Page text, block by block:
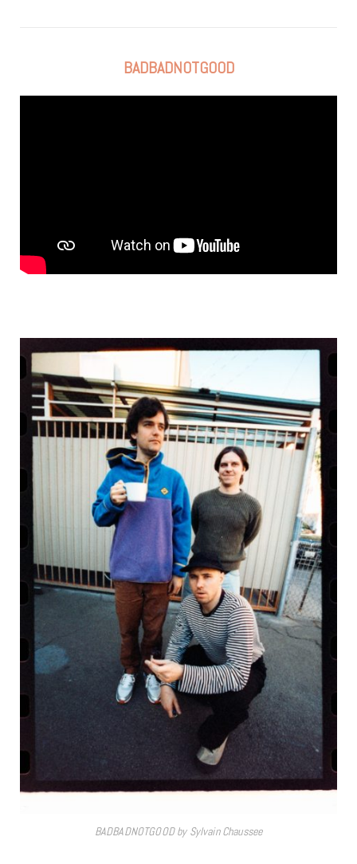
BADBADNOTGOOD
BADBADNOTGOOD by Sylvain Chaussee